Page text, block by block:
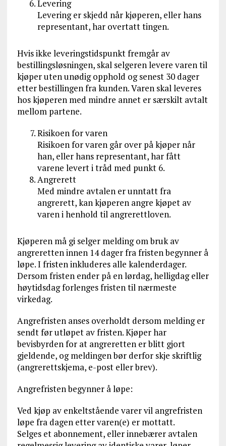
Levering
Levering er skjedd når kjøperen, eller hans
representant, har overtatt tingen.
Hvis ikke leveringstidspunkt fremgår av
bestillingsløsningen, skal selgeren levere varen til
kjøper uten unødig opphold og senest 30 dager
etter bestillingen fra kunden. Varen skal leveres
hos kjøperen med mindre annet er særskilt avtalt
mellom partene.
Risikoen for varen
Risikoen for varen går over på kjøper når
han, eller hans representant, har fått
varene levert i tråd med punkt 6.
Angrerett
Med mindre avtalen er unntatt fra
angrerett, kan kjøperen angre kjøpet av
varen i henhold til angrerettloven.
Kjøperen må gi selger melding om bruk av
angreretten innen 14 dager fra fristen begynner å
løpe. I fristen inkluderes alle kalenderdager.
Dersom fristen ender på en lørdag, helligdag eller
høytidsdag forlenges fristen til nærmeste
virkedag.
Angrefristen anses overholdt dersom melding er
sendt før utløpet av fristen. Kjøper har
bevisbyrden for at angreretten er blitt gjort
gjeldende, og meldingen bør derfor skje skriftlig
(angrerettskjema, e-post eller brev).
Angrefristen begynner å løpe:
Ved kjøp av enkeltstående varer vil angrefristen
løpe fra dagen etter varen(e) er mottatt.
Selges et abonnement, eller innebærer avtalen